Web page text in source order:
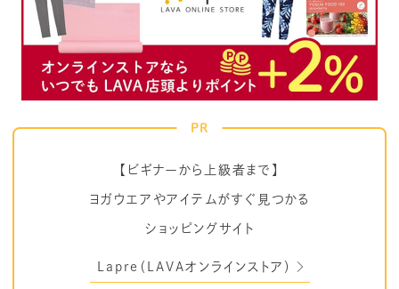
PR
【ビギナーから上級者まで】
ヨガウエアやアイテムがすぐ見つかる
ショッピングサイト
Lapre（LAVAオンラインストア）